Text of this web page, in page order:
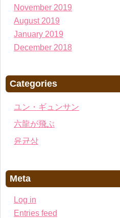
November 2019
August 2019
January 2019
December 2018
Categories
ユン・ギュンサン
六龍が飛ぶ
윤균상
Meta
Log in
Entries feed